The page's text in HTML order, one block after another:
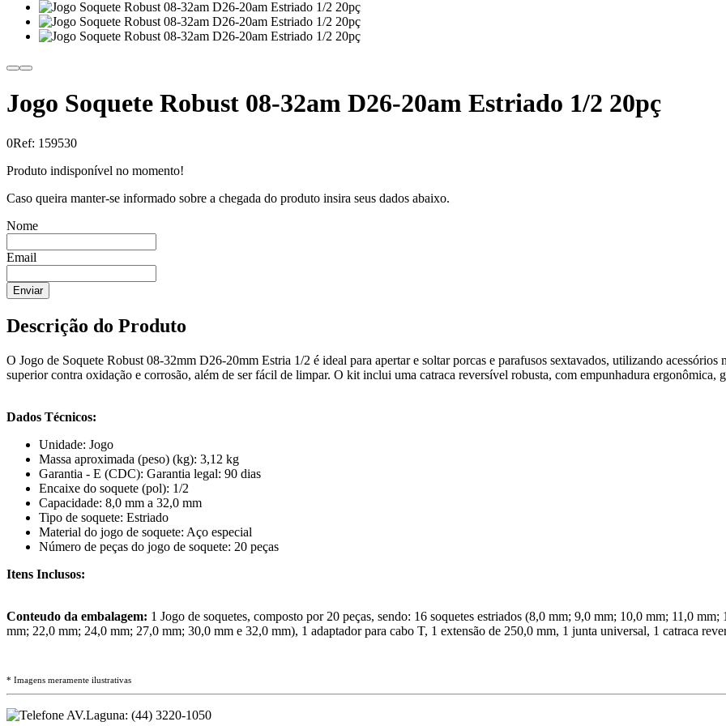
Jogo Soquete Robust 08-32am D26-20am Estriado 1/2 20pç
0Ref: 159530
Produto indisponível no momento!
Caso queira manter-se informado sobre a chegada do produto insira seus dados abaixo.
Nome
Email
Enviar
Descrição do Produto
O Jogo de Soquete Robust 08-32mm D26-20mm Estria 1/2 é ideal para apertar e soltar porcas e parafusos sextavados, utilizando
superior contra oxidação e corrosão, além de ser fácil de limpar. O kit inclui uma catraca reversível robusta, com empunhadura ergonômica,
Dados Técnicos:
Unidade: Jogo
Massa aproximada (peso) (kg): 3,12 kg
Garantia - E (CDC): Garantia legal: 90 dias
Encaixe do soquete (pol): 1/2
Capacidade: 8,0 mm a 32,0 mm
Tipo de soquete: Estriado
Material do jogo de soquete: Aço especial
Número de peças do jogo de soquete: 20 peças
Itens Inclusos:
Conteudo da embalagem: 1 Jogo de soquetes, composto por 20 peças, sendo: 16 soquetes estriados (8,0 mm; 9,0 mm; 10,0 mm; 11,0
mm; 22,0 mm; 24,0 mm; 27,0 mm; 30,0 mm e 32,0 mm), 1 adaptador para cabo T, 1 extensão de 250,0 mm, 1 junta universal, 1 catraca
* Imagens meramente ilustrativas
AV.Laguna: (44) 3220-1050